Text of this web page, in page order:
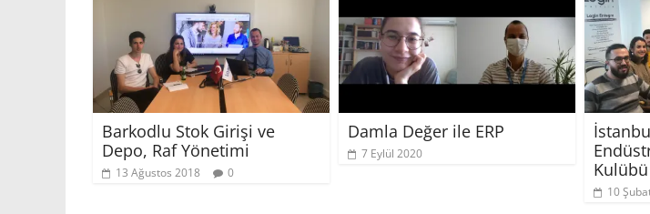
Barkodlu Stok Girişi ve
Depo, Raf Yönetimi
13 Ağustos 2018 0
Damla Değer ile ERP
7 Eylül 2020
10